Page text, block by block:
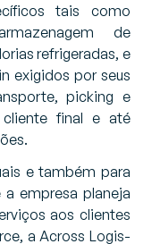
tais como
de
refrigeradas, e
exigidos por seus
picking e
final e até
e também para
empresa planeja
aos clientes
a Across Logis-